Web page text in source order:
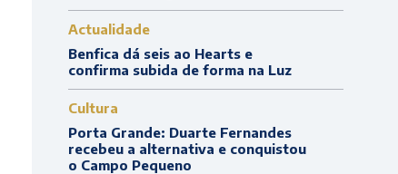
Actualidade
Benfica dá seis ao Hearts e
confirma subida de forma na Luz
Cultura
Porta Grande: Duarte Fernandes
recebeu a alternativa e conquistou
o Campo Pequeno